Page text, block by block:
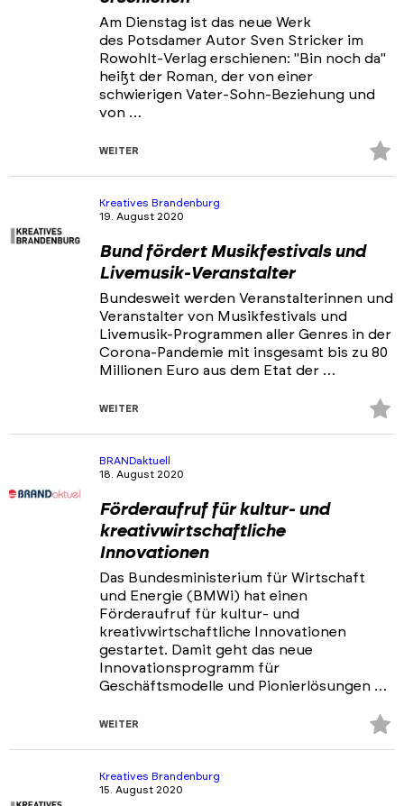
Am Dienstag ist das neue Werk
des Potsdamer Autor Sven Stricker im
Rowohlt-Verlag erschienen: "Bin noch da"
heißt der Roman, der von einer
schwierigen Vater-Sohn-Beziehung und
von …
WEITER
Kreatives Brandenburg
19. August 2020
Bund fördert Musikfestivals und
Livemusik-Veranstalter
Bundesweit werden Veranstalterinnen und
Veranstalter von Musikfestivals und
Livemusik-Programmen aller Genres in der
Corona-Pandemie mit insgesamt bis zu 80
Millionen Euro aus dem Etat der …
WEITER
BRANDaktuell
18. August 2020
Förderaufruf für kultur- und
kreativwirtschaftliche
Innovationen
Das Bundesministerium für Wirtschaft
und Energie (BMWi) hat einen
Förderaufruf für kultur- und
kreativwirtschaftliche Innovationen
gestartet. Damit geht das neue
Innovationsprogramm für
Geschäftsmodelle und Pionierlösungen …
WEITER
Kreatives Brandenburg
15. August 2020